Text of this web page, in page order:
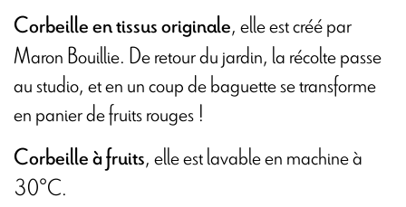
Corbeille en tissus originale, elle est créé par
Maron Bouillie. De retour du jardin, la récolte passe
au studio, et en un coup de baguette se transforme
en panier de fruits rouges !
Corbeille à fruits, elle est lavable en machine à
30°C.